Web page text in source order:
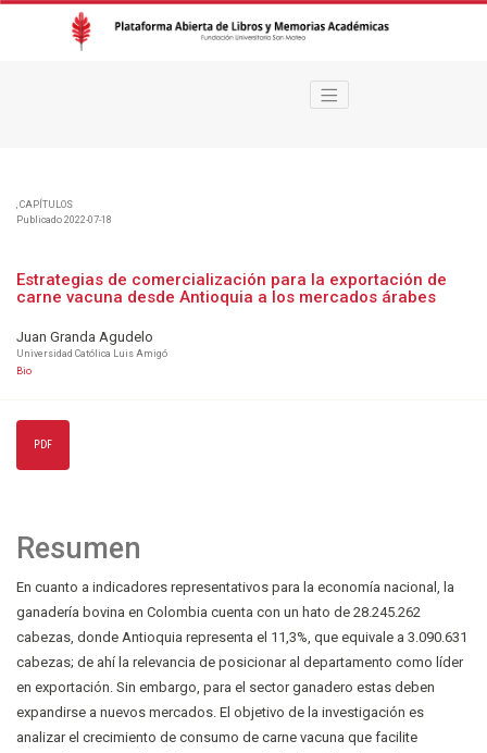
, CAPÍTULOS
Estrategias de comercialización para la exportación de
carne vacuna desde Antioquia a los mercados árabes
Publicado 2022-07-18
Juan Granda Agudelo
Universidad Católica Luis Amigó
Bio
PDF
Resumen
En cuanto a indicadores representativos para la economía nacional, la
ganadería bovina en Colombia cuenta con un hato de 28.245.262
cabezas, donde Antioquia representa el 11,3%, que equivale a 3.090.631
cabezas; de ahí la relevancia de posicionar al departamento como líder
en exportación. Sin embargo, para el sector ganadero estas deben
expandirse a nuevos mercados. El objetivo de la investigación es
analizar el crecimiento de consumo de carne vacuna que facilite